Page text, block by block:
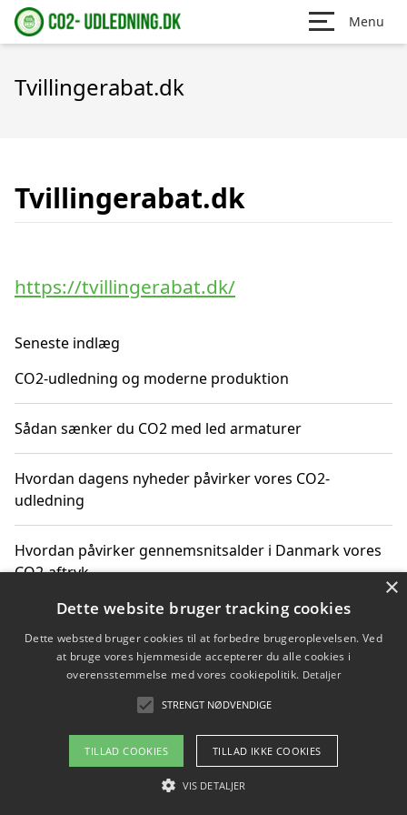
Menu
Tvillingerabat.dk
Tvillingerabat.dk
https://tvillingerabat.dk/
Seneste indlæg
CO2-udledning og moderne produktion
Sådan sænker du CO2 med led armaturer
Hvordan dagens nyheder påvirker vores CO2-
udledning
Hvordan påvirker gennemsnitsalder i Danmark vores
CO2-aftryk
Hvordan nyheder om CO2-udledning påvirker vores
hverdag
Om / kontakt
Blog Betingelser
×
Dette website bruger tracking cookies
Dette websted bruger cookies til at forbedre brugeroplevelsen. Ved
at bruge vores hjemmeside accepterer du alle cookies i
overensstemmelse med vores cookiepolitik. Detaljer
STRENGT NØDVENDIGE
TILLAD COOKIES TILLAD IKKE COOKIES
VIS DETALJER